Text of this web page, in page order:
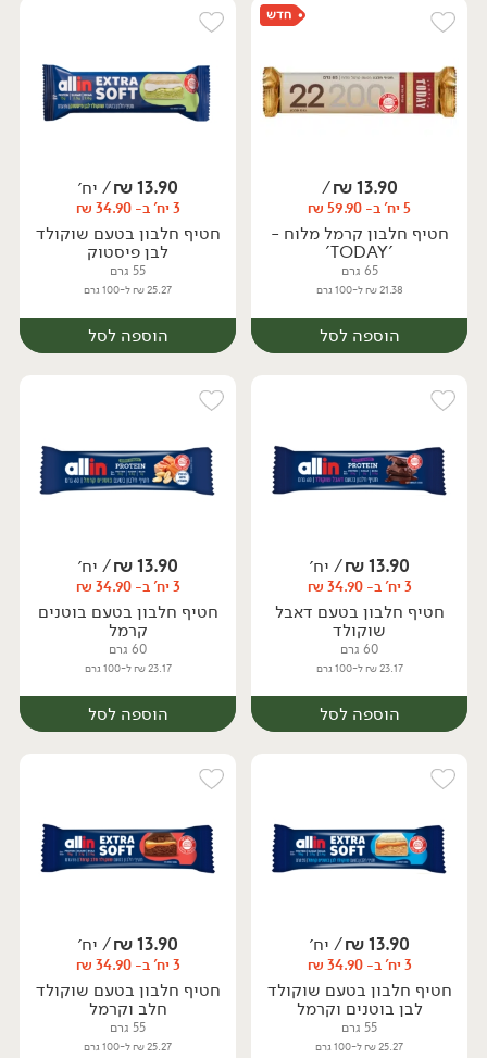
יח׳
13.90
₪
/
5 יח' ב- 59.90 ₪
חטיף חלבון קרמל מלוח -
'TODAY'
65 גרם
21.38 ₪ ל-100 גרם
הוספה לסל
13.90
₪/ יח׳
3 יח' ב- 34.90 ₪
חטיף חלבון בטעם שוקולד
לבן פיסטוק
55 גרם
25.27 ₪ ל-100 גרם
הוספה לסל
יח׳
13.90
₪/ יח׳
3 יח' ב- 34.90 ₪
חטיף חלבון בטעם דאבל
שוקולד
60 גרם
23.17 ₪ ל-100 גרם
הוספה לסל
יח׳
13.90
₪/ יח׳
3 יח' ב- 34.90 ₪
חטיף חלבון בטעם בוטנים
קרמל
60 גרם
23.17 ₪ ל-100 גרם
הוספה לסל
יח׳
13.90
₪/ יח׳
3 יח' ב- 34.90 ₪
חטיף חלבון בטעם שוקולד
לבן בוטנים וקרמל
55 גרם
25.27 ₪ ל-100 גרם
13.90
₪/ יח׳
3 יח' ב- 34.90 ₪
חטיף חלבון בטעם שוקולד
חלב וקרמל
55 גרם
25.27 ₪ ל-100 גרם